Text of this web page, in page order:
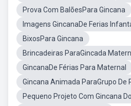
Prova Com BalõesPara Gincana
Imagens GincanaDe Ferias
BixosPara Gincana
Brincadeiras ParaGincada
GincanaDe Férias Para Maternal
Gincana Animada ParaGrupo De
Pequeno Projeto Com Gincana